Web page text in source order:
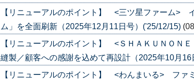
【リニューアルのポイント】 <三ツ星ファーム>
ム」を全面刷新（2025年12月11日号）('25/12/15)
【リニューアルのポイント】 <ＳＨＡＫＵＮＯ
縫製／顧客への感謝を込めて再設計（2025年10月16
【リニューアルのポイント】 <わんまいる> ファ